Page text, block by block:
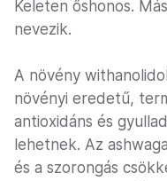
Keleten őshonos.
nevezik.
A növény
növényi eredetű,
antioxidáns és
lehetnek. Az
és a szorongás